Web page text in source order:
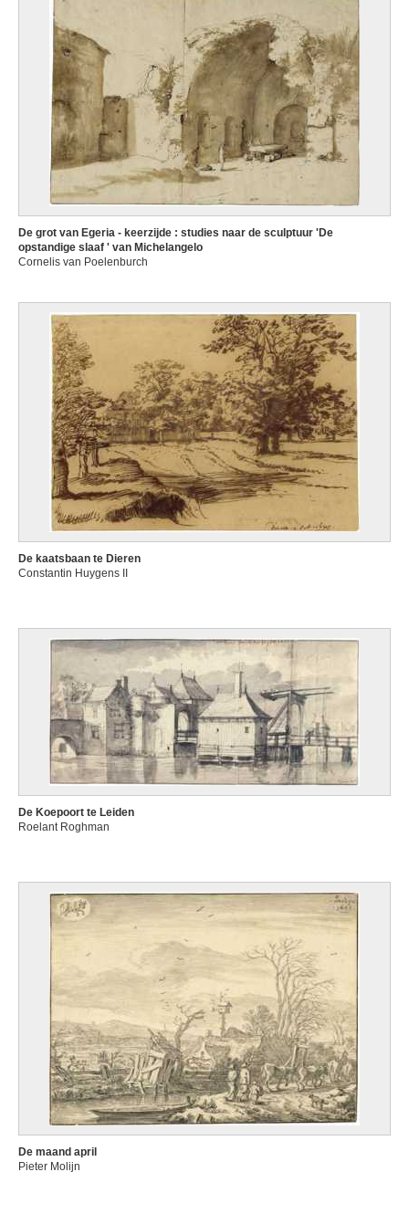
De grot van Egeria - keerzijde : studies naar de sculptuur 'De
opstandige slaaf ' van Michelangelo
Cornelis van Poelenburch
De kaatsbaan te Dieren
Constantin Huygens II
De Koepoort te Leiden
Roelant Roghman
De maand april
Pieter Molijn